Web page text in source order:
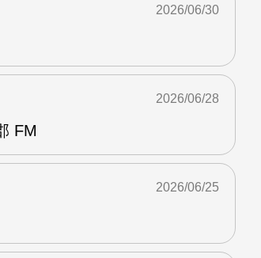
2026/06/30
FM
2026/06/28
2026/06/25